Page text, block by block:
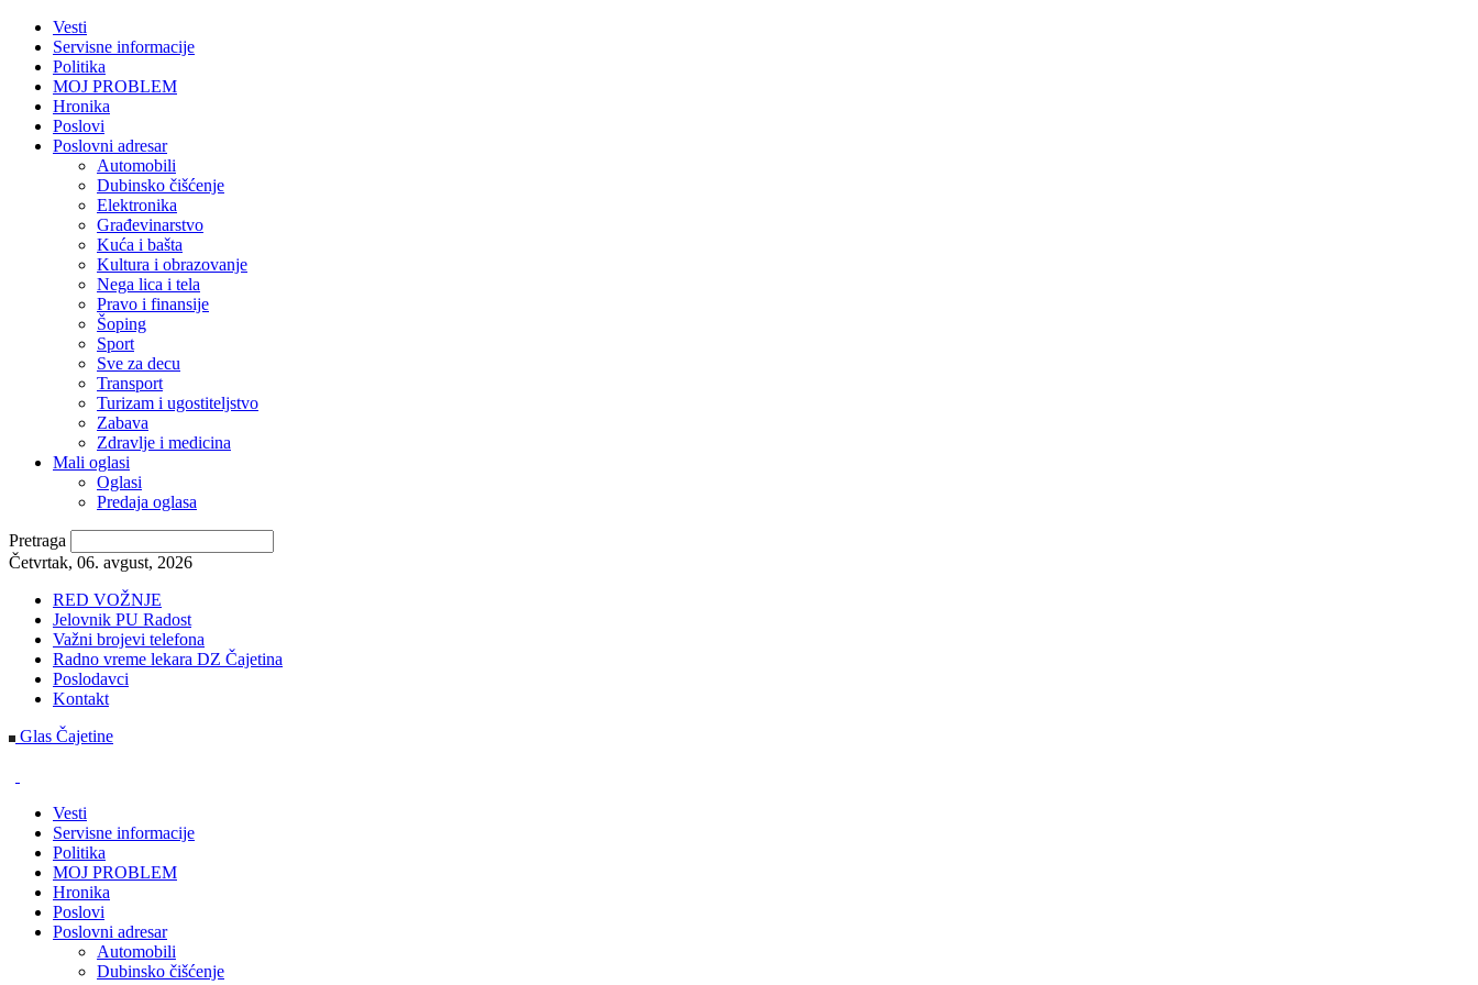
Vesti
Servisne informacije
Politika
MOJ PROBLEM
Hronika
Poslovi
Poslovni adresar
Automobili
Dubinsko čišćenje
Elektronika
Građevinarstvo
Kuća i bašta
Kultura i obrazovanje
Nega lica i tela
Pravo i finansije
Šoping
Sport
Sve za decu
Transport
Turizam i ugostiteljstvo
Zabava
Zdravlje i medicina
Mali oglasi
Oglasi
Predaja oglasa
Pretraga
Četvrtak, 06. avgust, 2026
RED VOŽNJE
Jelovnik PU Radost
Važni brojevi telefona
Radno vreme lekara DZ Čajetina
Poslodavci
Kontakt
Glas Čajetine
Vesti
Servisne informacije
Politika
MOJ PROBLEM
Hronika
Poslovi
Poslovni adresar
Automobili
Dubinsko čišćenje